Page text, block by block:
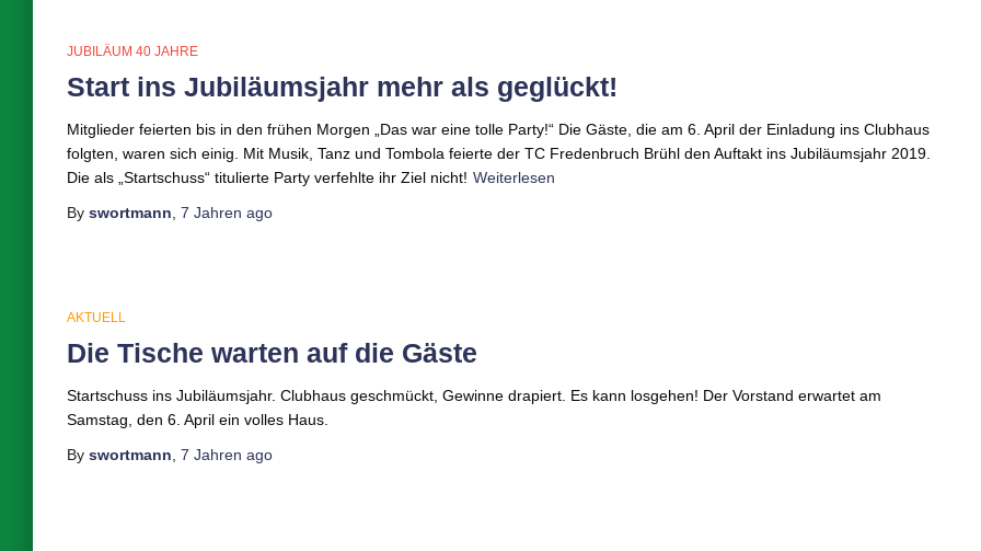
JUBILÄUM 40 JAHRE
Start ins Jubiläumsjahr mehr als geglückt!
Mitglieder feierten bis in den frühen Morgen „Das war eine tolle Party!“ Die Gäste, die am 6. April der Einladung ins Clubhaus
folgten, waren sich einig. Mit Musik, Tanz und Tombola feierte der TC Fredenbruch Brühl den Auftakt ins Jubiläumsjahr 2019.
Die als „Startschuss“ titulierte Party verfehlte ihr Ziel nicht! Weiterlesen
By swortmann 7 Jahren ago
AKTUELL
Die Tische warten auf die Gäste
Startschuss ins Jubiläumsjahr. Clubhaus geschmückt, Gewinne drapiert. Es kann losgehen! Der Vorstand erwartet am
Samstag, den 6. April ein volles Haus.
By swortmann 7 Jahren ago